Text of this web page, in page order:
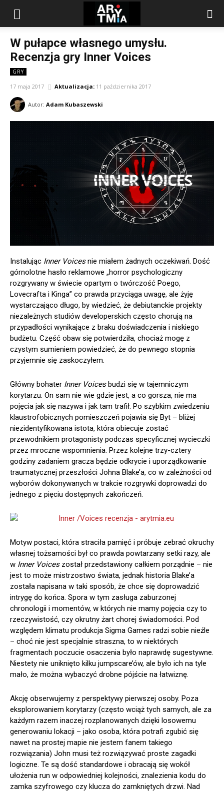
arytmia.eu
W pułapce własnego umysłu.
Recenzja gry Inner Voices
GRY
17 maja 2017 Aktualizacja: 11 października 2017
Autor: Adam Kubaszewski
Instalując Inner Voicesnie miałem żadnych oczekiwań. Dość
górnolotne hasło reklamowe „horror psychologiczny
rozgrywany w świecie opartym o twórczość Poego,
Lovecrafta i Kinga” co prawda przyciąga uwagę, ale żyję
wystarczająco długo, by wiedzieć, że debiutanckie projekty
niezależnych studiów developerskich często chorują na
przypadłości wynikające z braku doświadczenia i niskiego
budżetu. Część obaw się potwierdziła, chociaż mogę z
czystym sumieniem powiedzieć, że do pewnego stopnia
przyjemnie się zaskoczyłem.
Główny bohater Inner Voicesbudzi się w tajemniczym
korytarzu. On sam nie wie gdzie jest, a co gorsza, nie ma
pojęcia jak się nazywa i jak tam trafił. Po szybkim zwiedzeniu
klaustrofobicznych pomieszczeń pojawia się Byt – bliżej
niezidentyfikowana istota, która obiecuje zostać
przewodnikiem protagonisty podczas specyficznej wycieczki
przez mroczne wspomnienia. Przez kolejne trzy-cztery
godziny zadaniem gracza będzie odkrycie i uporządkowanie
traumatycznej przeszłości Johna Blake’a, co w zależności od
wyborów dokonywanych w trakcie rozgrywki doprowadzi do
jednego z pięciu dostępnych zakończeń.
Motyw postaci, która straciła pamięć i próbuje zebrać okruchy
własnej tożsamości był co prawda powtarzany setki razy, ale
w Inner Voiceszostał przedstawiony całkiem porządnie – nie
jest to może mistrzostwo świata, jednak historia Blake’a
została napisana w taki sposób, że chce się doprowadzić
intrygę do końca. Spora w tym zasługa zaburzonej
chronologii i momentów, w których nie mamy pojęcia czy to
rzeczywistość, czy okrutny żart chorej świadomości. Pod
względem klimatu produkcja Sigma Games radzi sobie nieźle
– choć nie jest specjalnie straszna, to w niektórych
fragmentach poczucie osaczenia było naprawdę sugestywne.
Niestety nie uniknięto kilku jumpscare’ów, ale było ich na tyle
mało, że można wybaczyć drobne pójście na łatwiznę.
Akcję obserwujemy z perspektywy pierwszej osoby. Poza
eksplorowaniem korytarzy (często wciąż tych samych, ale za
każdym razem inaczej rozplanowanych dzięki losowemu
generowaniu lokacji – jako osoba, która potrafi zgubić się
nawet na prostej mapie nie jestem fanem takiego
rozwiązania) John musi też rozwiązywać proste zagadki
logiczne. Te są dość standardowe i obracają się wokół
ułożenia run w odpowiedniej kolejności, znalezienia kodu do
zamka szyfrowego czy klucza do zamkniętych drzwi. Nad